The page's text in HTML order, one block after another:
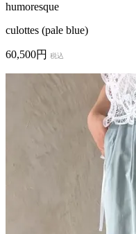
humoresque
culottes (pale blue)
60,500円 税込